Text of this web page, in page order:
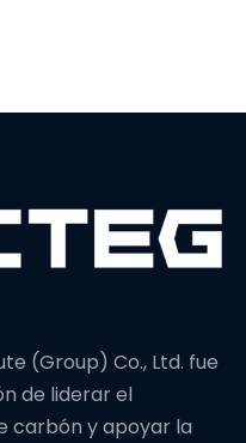
(Group) Co., Ltd. fue
de liderar el
carbón y apoyar la